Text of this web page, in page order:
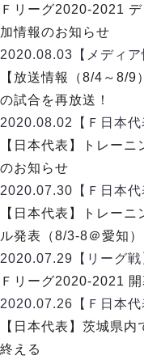
メットライフ生
試合日程・結果
大会概要
アリーナ情報
チケット情報
過去の記録
リガーレヴィア葛
Y．S．C．C．横
ヴィンセドール
アグレミーナ浜松
デウソン神戸
ポルセイド浜田
ミラクルスマイ
記念ゴール
ハットトリック
担当審判員
選手の通算記録
エスポラーダ北
バルドラール浦安
フウガドールす
しながわシティ
立川アスレティ
ペスカドーラ町田
湘南ベルマーレ
ボアルース長野
名古屋オーシャ
シュライカー大阪
DIVISION02
Ｆリーグ2020-2021
加情報のお知らせ
2020.08.03 【メディア
【放送情報（8/4～8/
の試合を再放送！
2020.08.02
【Ｆ日本代
【日本代表】トレー
のお知らせ
2020.07.30 【Ｆ日本代
【日本代表】トレー
ル発表（8/3-8＠愛知）
2020.07.29 【リーグ戦
Ｆリーグ2020-2021
2020.07.26 【Ｆ日本代
【日本代表】茨城県
終える